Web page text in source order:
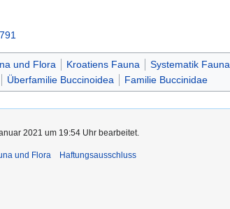
und Flora Kroatiens Fauna Systematik Fauna
Überfamilie Buccinoidea Familie Buccinidae
2021 um 19:54 Uhr bearbeitet.
und Flora Haftungsausschluss